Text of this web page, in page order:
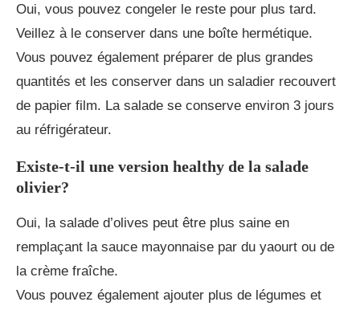
Oui, vous pouvez congeler le reste pour plus tard.
Veillez à le conserver dans une boîte hermétique.
Vous pouvez également préparer de plus grandes
quantités et les conserver dans un saladier recouvert
de papier film. La salade se conserve environ 3 jours
au réfrigérateur.
Existe-t-il une version healthy de la salade
olivier?
Oui, la salade d’olives peut être plus saine en
remplaçant la sauce mayonnaise par du yaourt ou de
la crème fraîche.
Vous pouvez également ajouter plus de légumes et